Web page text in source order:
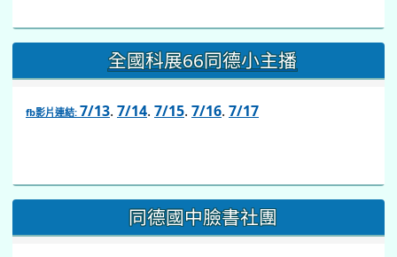
全國科展66同德小主播
fb影片連結: 7/13. 7/14. 7/15. 7/16. 7/17
https://www.facebook.com/share/v/1BsLSkstia/
同德國中臉書社團